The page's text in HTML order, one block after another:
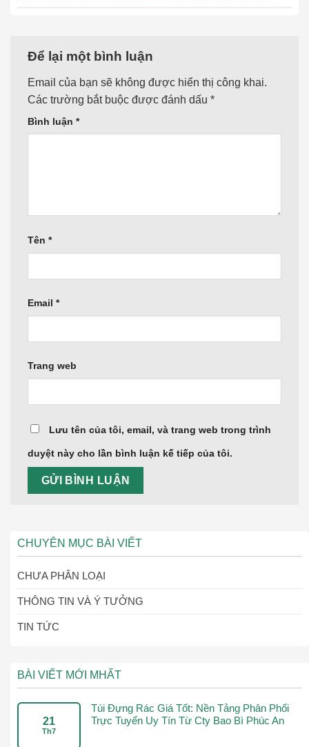
CHUYÊN MỤC BÀI VIẾT
CHƯA PHÂN LOẠI
THÔNG TIN VÀ Ý TƯỞNG
TIN TỨC
BÀI VIẾT MỚI MHẤT
21
Th7
Túi Đựng Rác Giá Tốt: Nền Tảng Phân Phối
Trực Tuyến Uy Tín Từ Cty Bao Bì Phúc An
Để lại một bình luận
Email của bạn sẽ không được hiển thị công khai.
Các trường bắt buộc được đánh dấu *
Bình luận *
Tên *
Email *
Trang web
Lưu tên của tôi, email, và trang web trong trình
duyệt này cho lần bình luận kế tiếp của tôi.